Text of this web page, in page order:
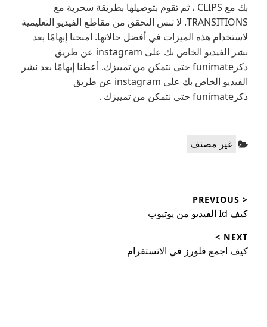
بك مع CLIPS ، ثم تقوم بتوصيلها بطريقة سحرية مع
TRANSITIONS. لا تنس التحقق من مقاطع الفيديو التعليمية
لاستخدام هذه الميزات في أفضل حالاتها. امنحنا إبهامًا بعد
نشر الفيديو الخاص بك على instagram عن طريق
ذكرfunimate حتى نتمكن من تمييزك. أعطنا إبهامًا بعد نشر
الفيديو الخاص بك على instagram عن طريق
ذكرfunimate حتى نتمكن من تمييزك .
Categories:
غير مصنف
المقالات
< PREVIOUS
Previous
كيف Id الفيديو من يوتيوب
NEXT >
Next
كيف اجمع فلورز في الانستقرام